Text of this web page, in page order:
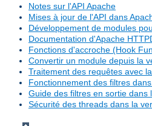
Notes sur l'API Apache
Mises à jour de l'API dans
Développement de modules
Documentation d'Apache
Fonctions d'accroche (Hook
Convertir un module depuis la
Traitement des requêtes avec
Fonctionnement des filtres
Guide des filtres en sortie dans
Sécurité des threads dans la